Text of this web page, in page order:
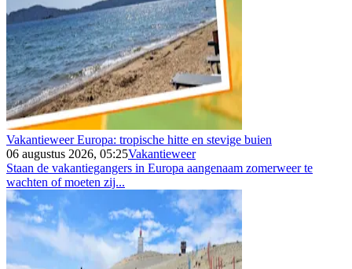
Vakantieweer Europa: tropische hitte en stevige buien
06 augustus 2026, 05:25Vakantieweer
Staan de vakantiegangers in Europa aangenaam zomerweer te
wachten of moeten zij...